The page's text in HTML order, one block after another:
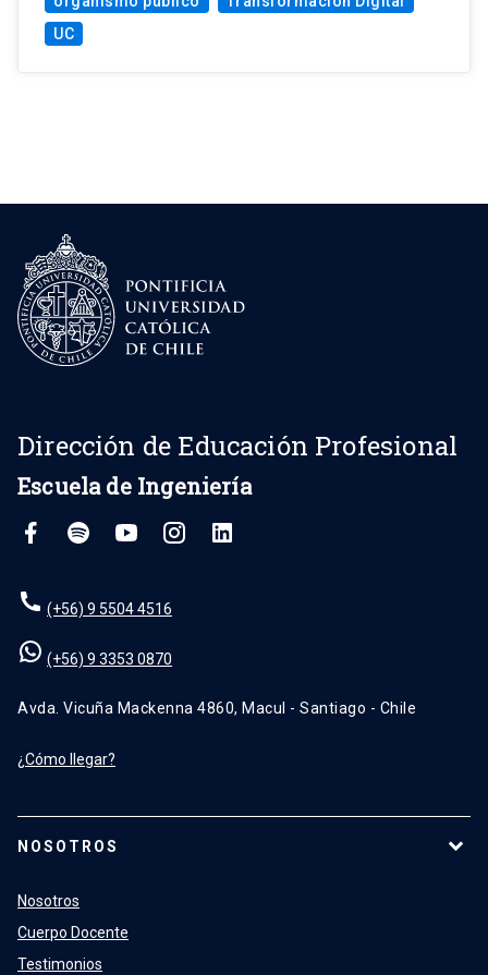
UC
Dirección de Educación Profesional
Escuela de Ingeniería
(+56) 9 5504 4516
(+56) 9 3353 0870
Avda. Vicuña Mackenna 4860, Macul - Santiago - Chile
¿Cómo llegar?
NOSOTROS
Nosotros
Cuerpo Docente
Testimonios